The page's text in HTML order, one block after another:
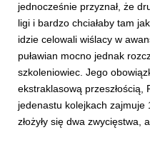
jednocześnie przyznał, że
ligi i bardzo chciałaby tam
idzie celowali wiślacy w
puławian mocno jednak
szkoleniowiec. Jego
ekstraklasową przeszłością,
jedenastu kolejkach
złożyły się dwa zwycięstwa,